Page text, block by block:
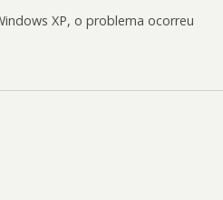
XP, o problema ocorreu